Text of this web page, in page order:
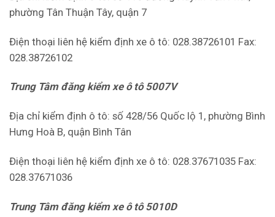
phường Tân Thuận Tây, quận 7
Điện thoại liên hệ kiểm định xe ô tô: 028.38726101 Fax:
028.38726102
Trung Tâm đăng kiểm xe ô tô 5007V
Địa chỉ kiểm định ô tô: số 428/56 Quốc lộ 1, phường Bình
Hưng Hoà B, quận Bình Tân
Điện thoại liên hệ kiểm định xe ô tô: 028.37671035 Fax:
028.37671036
Trung Tâm đăng kiểm xe ô tô 5010D